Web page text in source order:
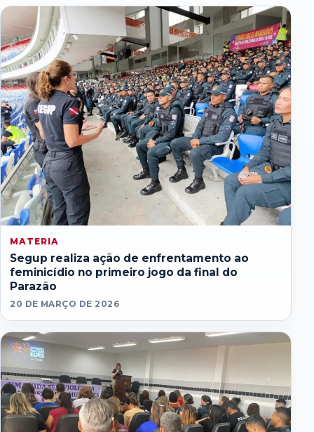
MATERIA
Segup realiza ação de enfrentamento ao
feminicídio no primeiro jogo da final do
Parazão
20 DE MARÇO DE 2026